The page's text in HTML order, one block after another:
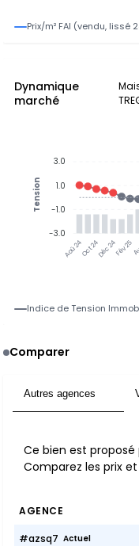
Prix/m² FAI (vendu, lissé
Dynamique
marché
Aoû 24Oct 24Déc 24Fév 25
3.0
1.0
-1.0
-3.0
Tension
Indice de Tension
Comparer
Autres agences
Ce bien est proposé
Comparez les prix
AGENCE
#azsq7 Actuel